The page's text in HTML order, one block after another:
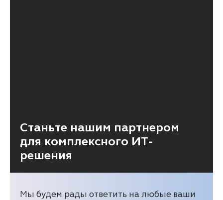
Станьте нашим партнером
для комплексного ИТ-
решения
Мы будем рады ответить на любые ваши